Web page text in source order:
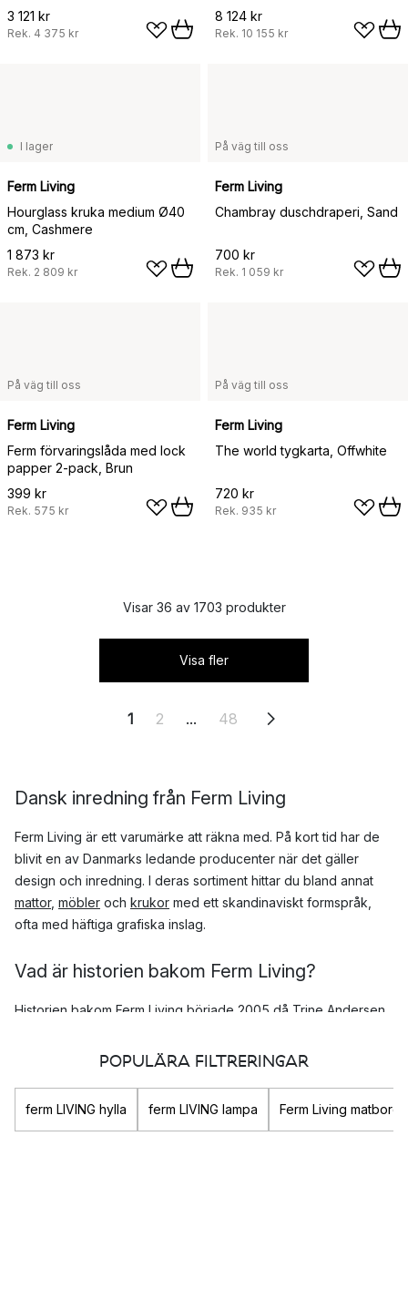
3 121 kr
Rek. 4 375 kr
8 124 kr
Rek. 10 155 kr
I lager
Ferm Living
Hourglass kruka medium Ø40
cm, Cashmere
1 873 kr
Rek. 2 809 kr
På väg till oss
Ferm Living
Chambray duschdraperi, Sand
700 kr
Rek. 1 059 kr
På väg till oss
Ferm Living
Ferm förvaringslåda med lock
papper 2-pack, Brun
399 kr
Rek. 575 kr
På väg till oss
Ferm Living
The world tygkarta, Offwhite
720 kr
Rek. 935 kr
Visar 36 av 1703 produkter
Visa fler
1 2 ... 48
Dansk inredning från Ferm Living
Ferm Living är ett varumärke att räkna med. På kort tid har de
blivit en av Danmarks ledande producenter när det gäller
design och inredning. I deras sortiment hittar du bland annat
mattor, möbler och krukor med ett skandinaviskt formspråk,
ofta med häftiga grafiska inslag.
Vad är historien bakom Ferm Living?
Historien bakom Ferm Living började 2005 då Trine Andersen
året därpå då hon lanserade sin första tapetkollektion. Trine
saken i egna händer.
POPULÄRA FILTRERINGAR
ferm LIVING hylla ferm LIVING lampa Ferm Living matbord